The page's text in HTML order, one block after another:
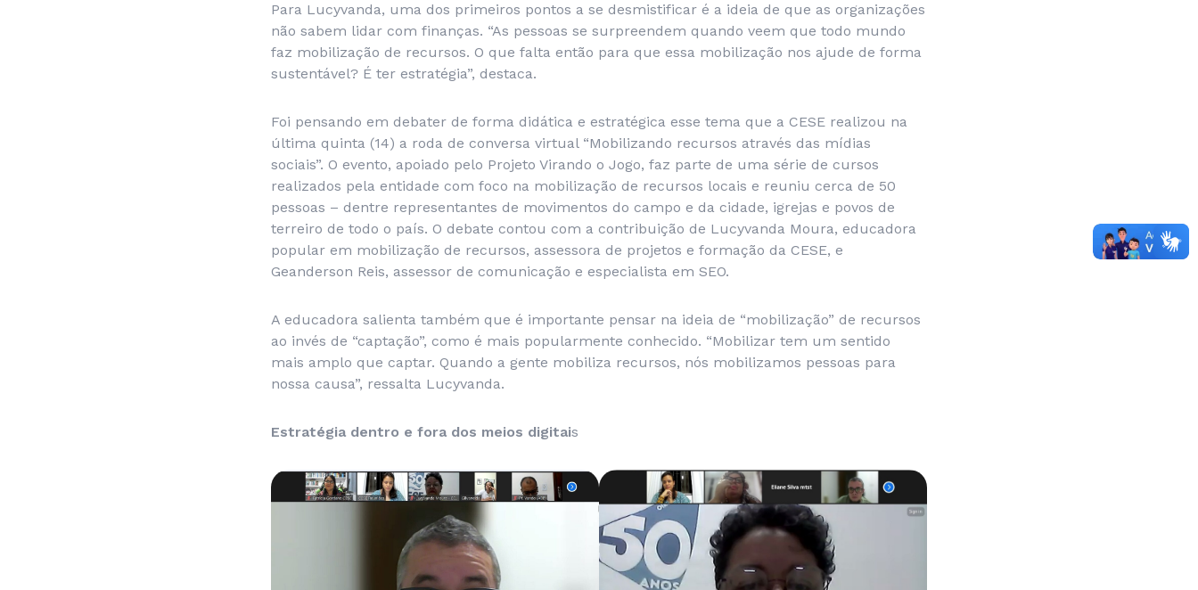
Para Lucyvanda, uma dos primeiros pontos a se desmistificar é a ideia de que as organizações
não sabem lidar com finanças. “As pessoas se surpreendem quando veem que todo mundo
faz mobilização de recursos. O que falta então para que essa mobilização nos ajude de forma
sustentável? É ter estratégia”, destaca.
Foi pensando em debater de forma didática e estratégica esse tema que a CESE realizou na
última quinta (14) a roda de conversa virtual “Mobilizando recursos através das mídias
sociais”. O evento, apoiado pelo Projeto Virando o Jogo, faz parte de uma série de cursos
realizados pela entidade com foco na mobilização de recursos locais e reuniu cerca de 50
pessoas – dentre representantes de movimentos do campo e da cidade, igrejas e povos de
terreiro de todo o país. O debate contou com a contribuição de Lucyvanda Moura, educadora
popular em mobilização de recursos, assessora de projetos e formação da CESE, e
Geanderson Reis, assessor de comunicação e especialista em SEO.
A educadora salienta também que é importante pensar na ideia de “mobilização” de recursos
ao invés de “captação”, como é mais popularmente conhecido. “Mobilizar tem um sentido
mais amplo que captar. Quando a gente mobiliza recursos, nós mobilizamos pessoas para
nossa causa”, ressalta Lucyvanda.
Estratégia dentro e fora dos meios digitais